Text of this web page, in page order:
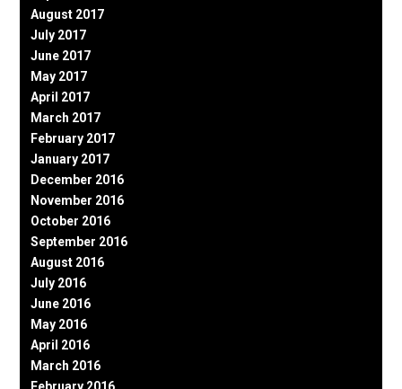
August 2017
July 2017
June 2017
May 2017
April 2017
March 2017
February 2017
January 2017
December 2016
November 2016
October 2016
September 2016
August 2016
July 2016
June 2016
May 2016
April 2016
March 2016
February 2016